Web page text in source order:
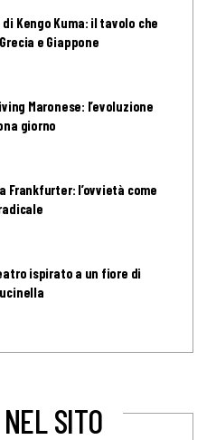
di Kengo Kuma: il tavolo che
e Giappone
Maronese: l’evoluzione
giorno
Frankfurter: l’ovvietà come
ispirato a un fiore di
SITO